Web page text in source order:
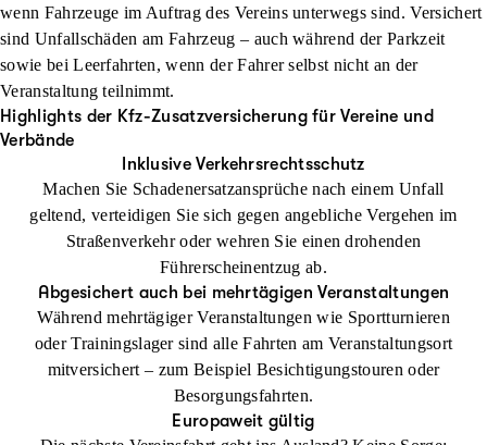
wenn Fahrzeuge im Auftrag des Vereins unterwegs sind. Versichert
sind Unfallschäden am Fahrzeug – auch während der Parkzeit
sowie bei Leerfahrten, wenn der Fahrer selbst nicht an der
Veranstaltung teilnimmt.
Highlights der Kfz-Zusatzversicherung für Vereine und
Verbände
Inklusive Verkehrsrechtsschutz
Machen Sie Schadenersatzansprüche nach einem Unfall
geltend, verteidigen Sie sich gegen angebliche Vergehen im
Straßenverkehr oder wehren Sie einen drohenden
Führerscheinentzug ab.
Abgesichert auch bei mehrtägigen Veranstaltungen
Während mehrtägiger Veranstaltungen wie Sportturnieren
oder Trainingslager sind alle Fahrten am Veranstaltungsort
mitversichert – zum Beispiel Besichtigungstouren oder
Besorgungsfahrten.
Europaweit gültig